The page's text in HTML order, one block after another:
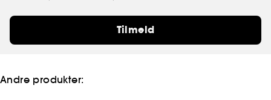
Tilmeld
Andre produkter: